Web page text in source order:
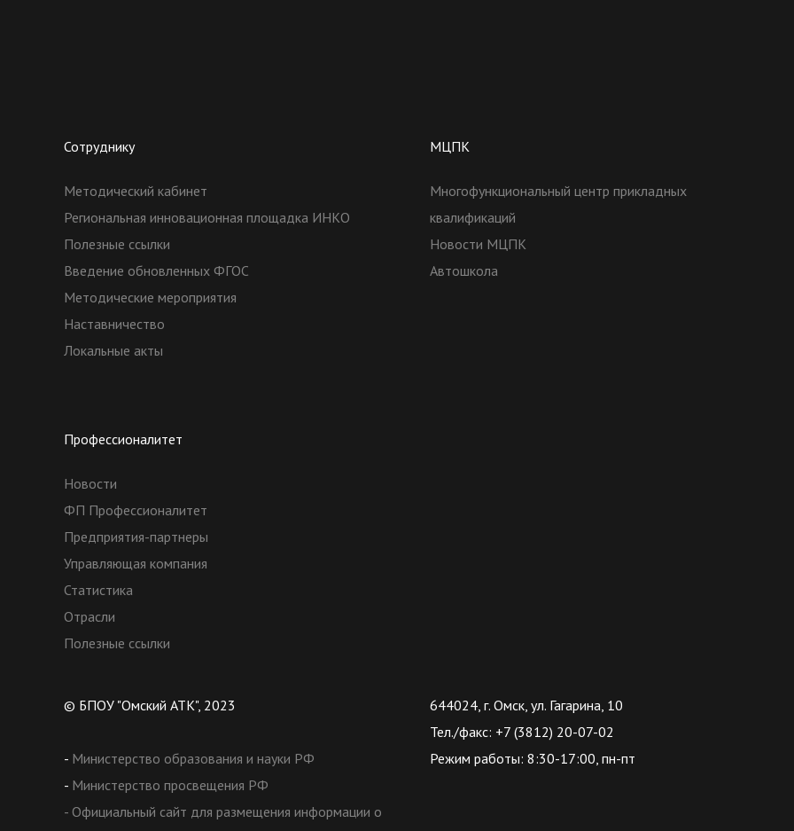
Сотруднику
Методический кабинет
Региональная инновационная площадка ИНКО
Полезные ссылки
Введение обновленных ФГОС
Методические мероприятия
Наставничество
Локальные акты
МЦПК
Многофункциональный центр прикладных
квалификаций
Новости МЦПК
Автошкола
Профессионалитет
Новости
ФП Профессионалитет
Предприятия-партнеры
Управляющая компания
Статистика
Отрасли
Полезные ссылки
© БПОУ "Омский АТК", 2023
- Министерство образования и науки РФ
- Министерство просвещения РФ
- Официальный сайт для размещения информации о
644024, г. Омск, ул. Гагарина, 10
Тел./факс: +7 (3812) 20-07-02
Режим работы: 8:30-17:00, пн-пт